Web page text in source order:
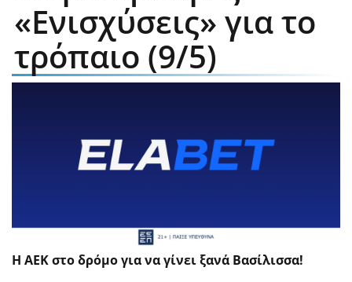
«Ενισχύσεις» για το
τρόπαιο (9/5)
Η ΑΕΚ στο δρόμο για να γίνει ξανά Βασίλισσα!